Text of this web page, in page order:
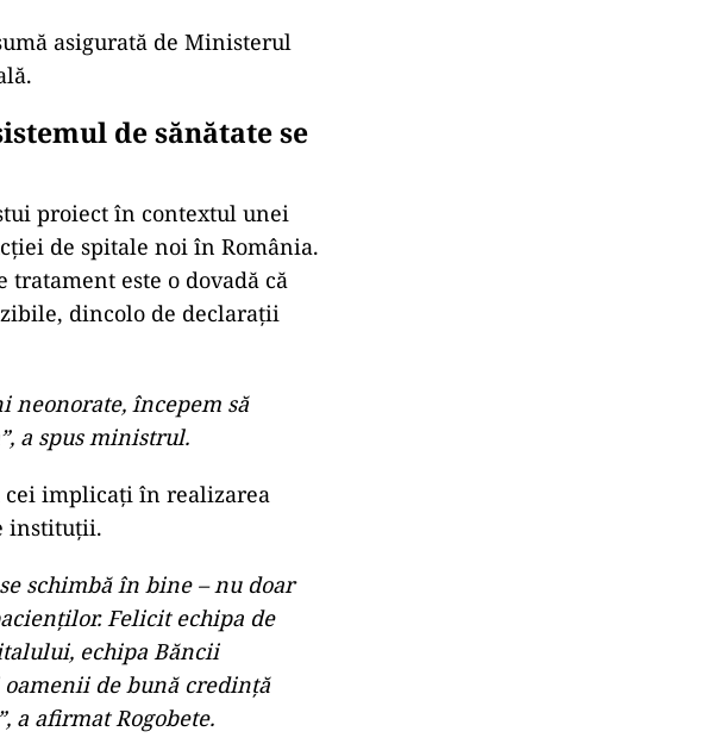
asigurată de Ministerul
de sănătate se
proiect în contextul unei
de spitale noi în România.
este o dovadă că
dincolo de declarații
neonorate, începem să
a spus ministrul.
cei implicați în realizarea
instituții.
schimbă în bine – nu doar
Felicit echipa de
echipa Băncii
de bună credinţă
a afirmat Rogobete.